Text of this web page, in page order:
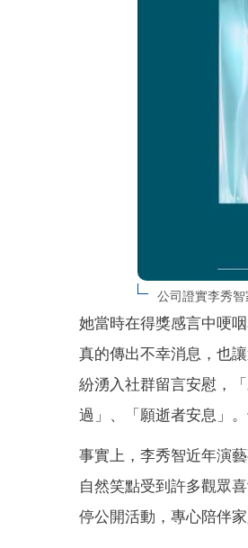
公司證實李秀
她當時在得獎感言中哽
真的傳出不幸消息，也
紛湧入社群留言安慰，
過」、「願逝者安息」
事實上，李秀智近年演
自然笑點受到許多觀眾
停公開活動，專心陪伴家